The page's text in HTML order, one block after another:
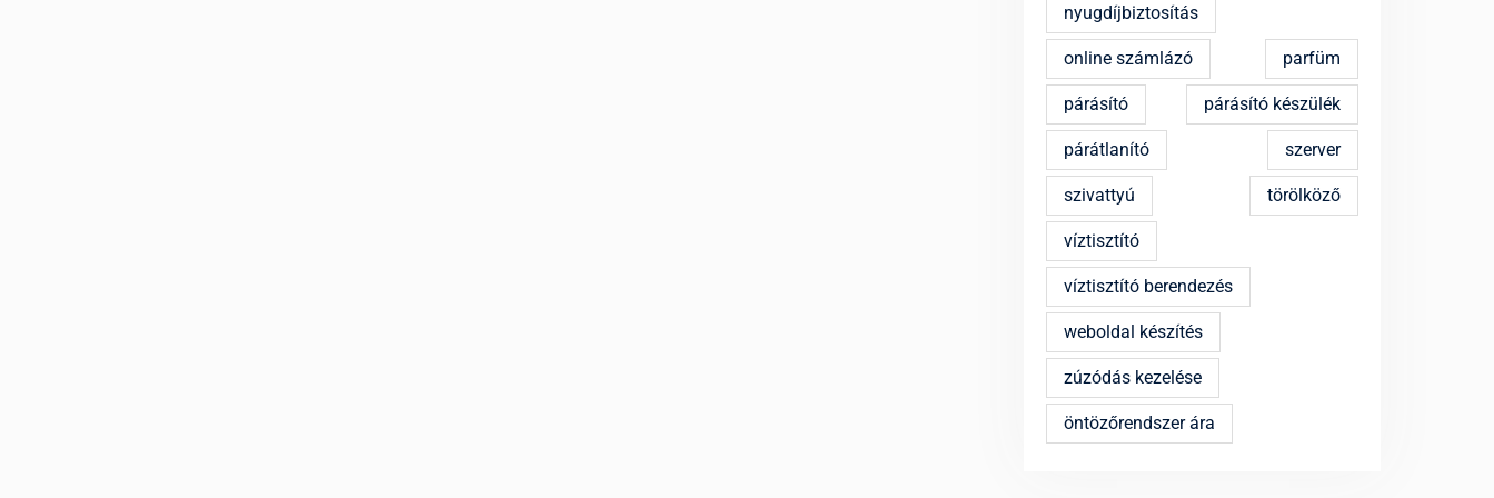
nyugdíjbiztosítás
online számlázó parfüm
párásító párásító készülék
párátlanító szerver
szivattyú törölköző
víztisztító
víztisztító berendezés
weboldal készítés
zúzódás kezelése
öntözőrendszer ára